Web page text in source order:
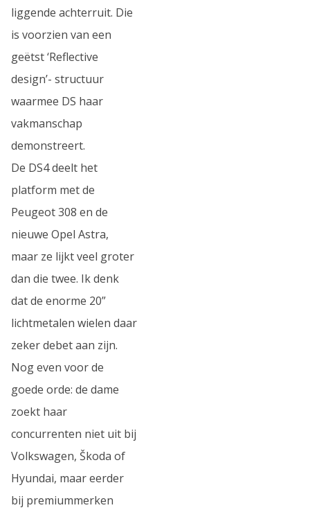
liggende achterruit. Die
is voorzien van een
geëtst ‘Reflective
design’- structuur
waarmee DS haar
vakmanschap
demonstreert.
De DS4 deelt het
platform met de
Peugeot 308 en de
nieuwe Opel Astra,
maar ze lijkt veel groter
dan die twee. Ik denk
dat de enorme 20”
lichtmetalen wielen daar
zeker debet aan zijn.
Nog even voor de
goede orde: de dame
zoekt haar
concurrenten niet uit bij
Volkswagen, Škoda of
Hyundai, maar eerder
bij premiummerken